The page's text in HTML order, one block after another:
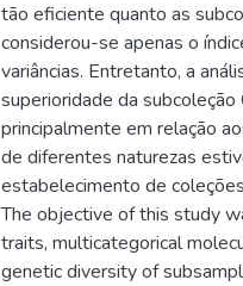
tão eficiente quanto as
considerou-se apenas o
variâncias. Entretanto, a
superioridade da
principalmente em relação
de diferentes naturezas
estabelecimento de
The objective of this study
traits, multicategorical
genetic diversity of